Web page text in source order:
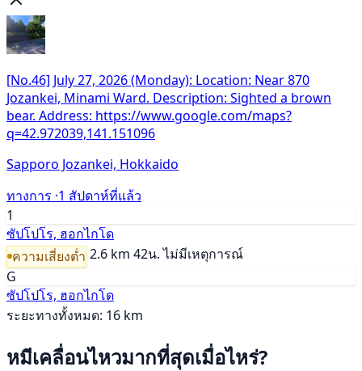
[No.46] July 27, 2026 (Monday): Location: Near 870
Jozankei, Minami Ward. Description: Sighted a brown
bear. Address: https://www.google.com/maps?
q=42.972039,141.151096
Sapporo Jozankei, Hokkaido
ทางการ ·1 สัปดาห์ที่แล้ว
1
ซัปโปโร, ฮอกไกโด
ความเสี่ยงต่ำ 2.6 km 42น. ไม่มีเหตุการณ์
G
ซัปโปโร, ฮอกไกโด
ระยะทางทั้งหมด: 16 km
หมีเคลื่อนไหวมากที่สุดเมื่อไหร่?